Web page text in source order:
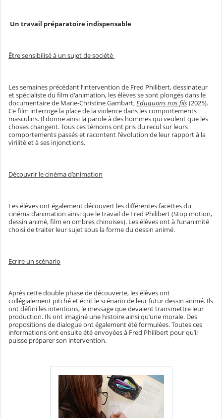
Un travail préparatoire indispensable
Être sensibilisé à un sujet de société
Les semaines précédant l’intervention de Fred Philibert, dessinateur
et spécialiste du film d'animation, les élèves se sont plongés dans le
documentaire de Marie-Christine Gambart,Eduquons nos fils(2025).
Ce film interroge la place de la violence dans les comportements
masculins. Il donne ainsi la parole à des hommes qui veulent que les
choses changent. Tous ces témoins ont pris du recul sur leurs
comportements passés et racontent l'évolution de leur rapport à la
virilité et à ses injonctions.
Découvrir le cinéma d’animation
Les élèves ont également découvert les différentes facettes du
cinéma d’animation ainsi que le travail de Fred Philibert (Stop motion,
dessin animé, film en ombres chinoises). Les élèves ont à l’unanimité
choisi de traiter leur sujet sous la forme du dessin animé.
Ecrire un scénario
Après cette double phase de découverte, les élèves ont
collégialement pitché et écrit le scénario de leur futur dessin animé. Ils
ont défini les intentions, le message que devaient transmettre leur
production. Ils ont imaginé une histoire ainsi qu’une morale. Des
propositions de dialogue ont également été formulées. Toutes ces
informations ont ensuite été envoyées à Fred Philibert pour qu’il
puisse préparer son intervention.